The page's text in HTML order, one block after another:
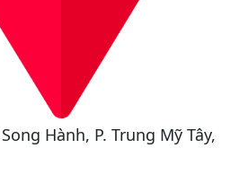
Hành, P. Trung Mỹ Tây,